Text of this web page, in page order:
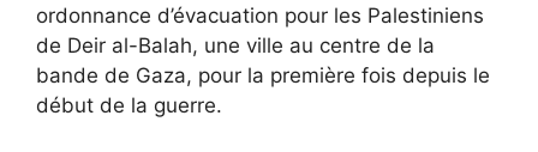
ordonnance d’évacuation pour les Palestiniens
de Deir al-Balah, une ville au centre de la
bande de Gaza, pour la première fois depuis le
début de la guerre.